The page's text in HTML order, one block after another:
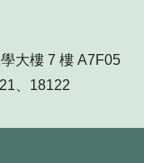
大樓 7 樓 A7F05
、18122